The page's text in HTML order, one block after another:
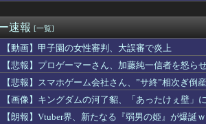
太ももを過去にするフィギュアがこちらｗｗｗ
光さん「カレーにじゃがいもはいらない」・・・
邦「秋田市に2兆円の超巨大データセンター建て
と言って母親の髪を切った友達が笑顔で「はい
スの王子様」の手塚国光の零式サーブ、ガチで
したレンタルビデオ屋、そのまま時が止まってし
減税しても値下げなんてしないよ」←これ！
の女性審判、大誤審で炎上
ャラクターたちは、みんなで海に行くそうですよ
速報 [一覧]
【動画】甲子園の女性審判、大誤審で炎上
【悲報】プロゲーマーさん、加藤純一信者を怒ら
【悲報】スマホゲーム会社さん、”サ終”相次ぎ倒
【画像】キングダムの河了貂、「あったけぇ壁
【朗報】Vtuber界、新たなる『弱男の姫』が爆誕